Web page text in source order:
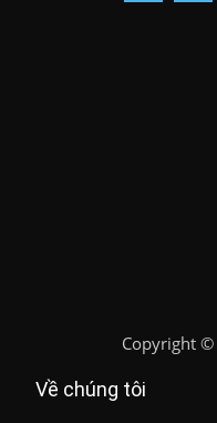
Copyright ©
Về chúng tôi